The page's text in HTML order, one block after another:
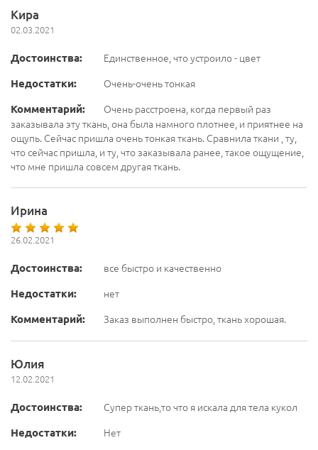
Кира
02.03.2021
Достоинства:
Единственное, что устроило - цвет
Недостатки:
Очень-очень тонкая
Комментарий:
Очень расстроена, когда первый раз
заказывала эту ткань, она была намного плотнее, и приятнее на
ощупь. Сейчас пришла очень тонкая ткань. Сравнила ткани , ту,
что сейчас пришла, и ту, что заказывала ранее, такое ощущение,
что мне пришла совсем другая ткань.
Ирина
26.02.2021
Достоинства:
все быстро и качественно
Недостатки:
нет
Комментарий:
Заказ выполнен быстро, ткань хорошая.
Юлия
12.02.2021
Достоинства:
Супер ткань,то что я искала для тела кукол
Недостатки:
Нет